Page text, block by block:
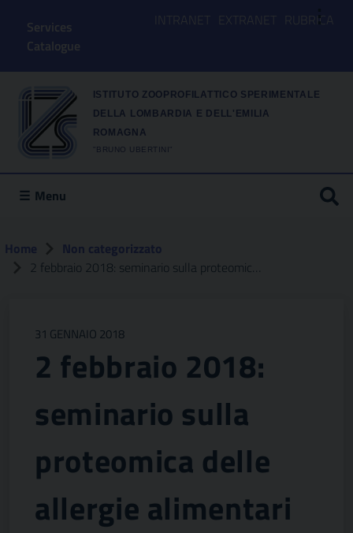
⋮
Services
Catalogue
INTRANET EXTRANET RUBRICA
ISTITUTO ZOOPROFILATTICO SPERIMENTALE
DELLA LOMBARDIA E DELL'EMILIA
ROMAGNA
"BRUNO UBERTINI"
Menu
Home
Non categorizzato
2 febbraio 2018: seminario sulla proteomica delle allergie alimentari
31 GENNAIO 2018
2 febbraio 2018:
seminario sulla
proteomica delle
allergie alimentari